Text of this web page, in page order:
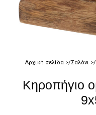
Αρχική σελίδα Σαλόνι
Κηροπήγιο